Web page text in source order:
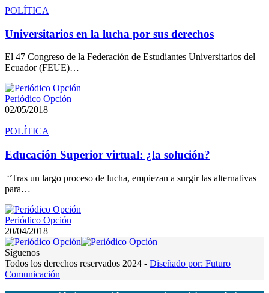
POLÍTICA
Universitarios en la lucha por sus derechos
El 47 Congreso de la Federación de Estudiantes Universitarios del
Ecuador (FEUE)…
Periódico Opción
02/05/2018
POLÍTICA
Educación Superior virtual: ¿la solución?
“Tras un largo proceso de lucha, empiezan a surgir las alternativas
para…
Periódico Opción
20/04/2018
Síguenos
Todos los derechos reservados 2024 - Diseñado por: Futuro
Comunicación